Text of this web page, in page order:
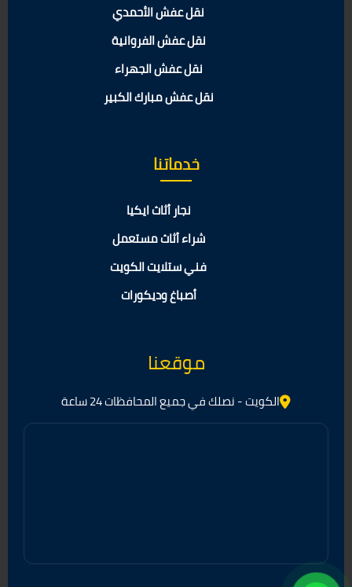
نقل عفش الأحمدي
نقل عفش الفروانية
نقل عفش الجهراء
نقل عفش مبارك الكبير
خدماتنا
نجار أثاث ايكيا
شراء أثاث مستعمل
فني ستلايت الكويت
أصباغ وديكورات
موقعنا
الكويت - نصلك في جميع المحافظات 24 ساعة